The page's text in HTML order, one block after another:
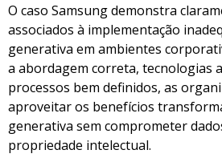
O caso Samsung demonstra
associados à implementação
generativa em ambientes
a abordagem correta, tecnologias
processos bem definidos, as
aproveitar os benefícios
generativa sem comprometer
propriedade intelectual.